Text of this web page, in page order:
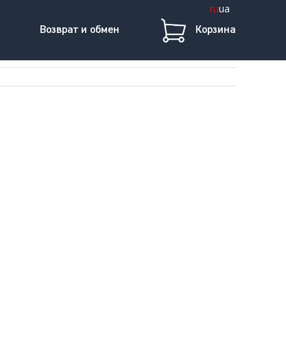
ruua
Возврат и обмен Корзина